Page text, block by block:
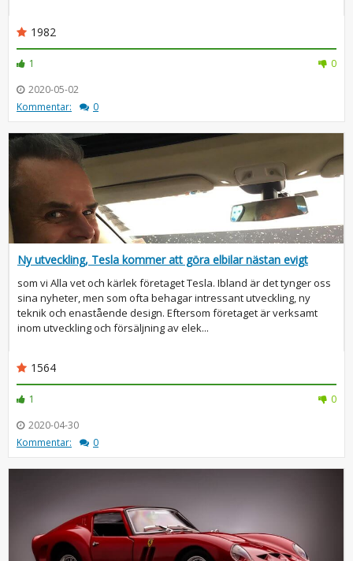
1982
1
0
2020-05-02
Kommentar:
0
Ny utveckling, Tesla kommer att göra elbilar nästan evigt
som vi Alla vet och kärlek företaget Tesla. Ibland är det tynger oss
sina nyheter, men som ofta behagar intressant utveckling, ny
teknik och enastående design. Eftersom företaget är verksamt
inom utveckling och försäljning av elek...
1564
1
0
2020-04-30
Kommentar:
0